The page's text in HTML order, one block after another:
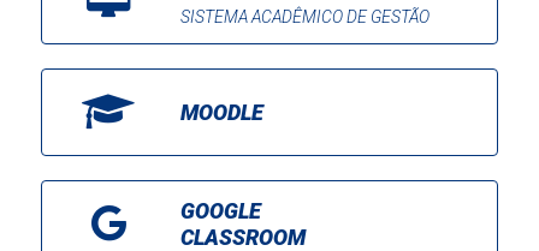
SISTEMA ACADÊMICO DE GESTÃO
MOODLE
GOOGLE
CLASSROOM